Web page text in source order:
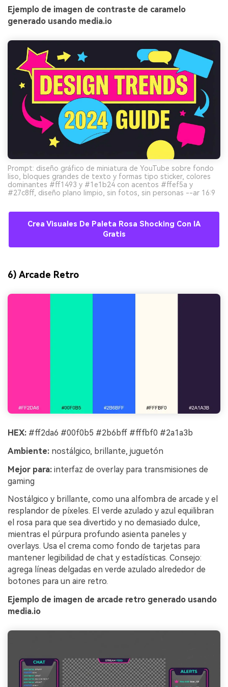
Ejemplo de imagen de contraste de caramelo
generado usando media.io
Prompt: diseño gráfico de miniatura de YouTube sobre fondo
liso, bloques grandes de texto y formas tipo sticker, colores
dominantes #ff1493 y #1e1b24 con acentos #ffef5a y
#27c8ff, diseño plano limpio, sin fotos, sin personas --ar 16:9
Crea Visuales De Paleta Rosa Shocking Con IA
Gratis
6) Arcade Retro
HEX: #ff2da6 #00f0b5 #2b6bff #fffbf0 #2a1a3b
Ambiente: nostálgico, brillante, juguetón
Mejor para: interfaz de overlay para transmisiones de
gaming
Nostálgico y brillante, como una alfombra de arcade y el
resplandor de píxeles. El verde azulado y azul equilibran
el rosa para que sea divertido y no demasiado dulce,
mientras el púrpura profundo asienta paneles y
overlays. Usa el crema como fondo de tarjetas para
mantener legibilidad de chat y estadísticas. Consejo:
agrega líneas delgadas en verde azulado alrededor de
botones para un aire retro.
Ejemplo de imagen de arcade retro generado usando
media.io